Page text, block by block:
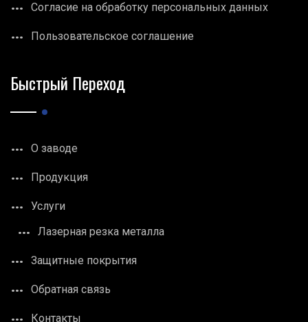
Согласие на обработку персональных данных
Пользовательское соглашение
Быстрый Переход
О заводе
Продукция
Услуги
Лазерная резка металла
Защитные покрытия
Обратная связь
Контакты